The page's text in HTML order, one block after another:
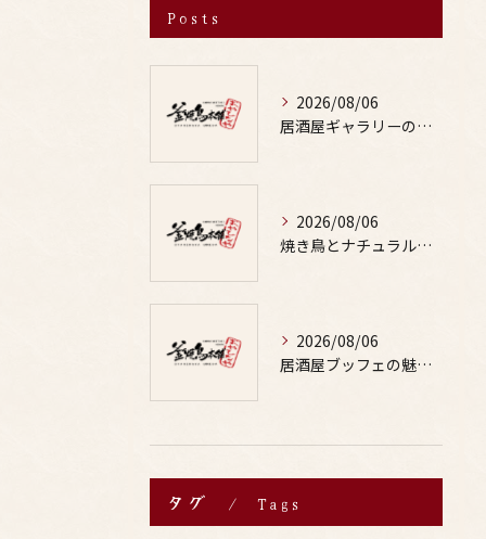
Posts
2026/08/06
居酒屋ギャラリーの選び方と鶏料理や焼鳥とお酒の魅力を写真で詳しく解説
2026/08/06
焼き鳥とナチュラルな味わいの出会いが外食の楽しみと健康を両立する秘訣
2026/08/06
居酒屋ブッフェの魅力と鶏料理や焼鳥に合うお酒の楽しみ方ガイド
タグ Tags